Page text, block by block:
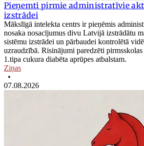
Pieņemti pirmie administratīvie
izstrādei
Mākslīgā intelekta centrs ir pieņēmis
nosaka nosacījumus divu Latvijā izstrādātu
sistēmu izstrādei un pārbaudei kontrolētā
uzraudzībā. Risinājumi paredzēti
1.tipa cukura diabēta aprūpes atbalstam.
Ziņas
•
07.08.2026